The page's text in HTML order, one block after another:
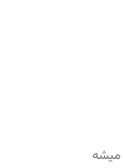
میشه